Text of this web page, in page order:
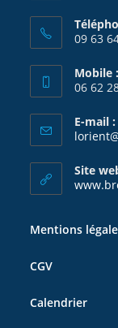
09 63
Mobile :
06 62
E-mail :
Site
Mentions
CGV
Calendrier